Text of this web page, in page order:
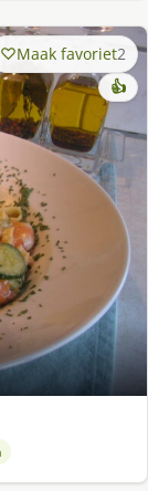
Maak favoriet2
👍